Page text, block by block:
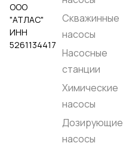
жидкости, °C::
Максимальное
рабочее давление,
бар::
Корпус насоса::
Нержавеющая сталь
EN 1.4301 (AISI 304)
Нержавеющая сталь
EN 1.4057 (AISI 431)
ООО
"АТЛАС"
ИНН
5261134417
Скважинные
насосы
Насосные
станции
Химические
насосы
Дозирующие
насосы